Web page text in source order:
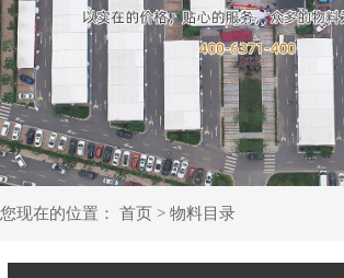
您现在的位置： 首页 > 物料目录